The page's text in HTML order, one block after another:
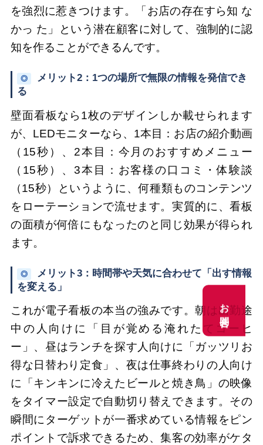
を強烈に惹きつけます。「お店の存在すら知 な
かっ た」という潜在顧客に対して、強制的に認
知を作ることができるんです。
◎
メリット2：1つの場所で無限の情報を発信でき
る
壁面看板なら1枚のデザインしか載せられます
が、LEDモニターなら、1本目：お店の紹介動画
（15秒）、2本目：今月のおすすめメニュー
（15秒）、3本目：お客様の口コミ・体験談
（15秒）というように、何種類ものコンテンツ
をローテーションで流せます。実質的に、看板
の面積が何倍にもなったのと同じ効果が得られ
ます。
◎
メリット3：時間帯や天気に合わせて「出す情報
を変える」
これが電子看板の本当の強みです。朝は出勤途
中の人向けに「目が覚める淹れたてコーヒ
ー」、昼はランチを探す人向けに「ガッツリお
得な日替わり定食」、夜は仕事終わりの人向け
に「キンキンに冷えたビールと焼き鳥」の映像
をタイマー設定で自動切り替えできます。その
瞬間にターゲットが一番求めている情報をピン
ポイントで訴求できるため、集客の効率がケタ
お問合せ
お問合せ